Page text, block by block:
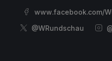
www.facebook.com/
@WRundschau